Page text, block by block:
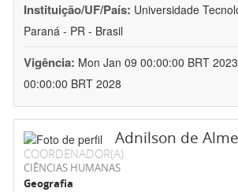
Instituição/UF/País: Universidade
Paraná - PR - Brasil
Vigência: Mon Jan 09 00:00:00 BRT
00:00:00 BRT 2028
Adnilson de
COORDENADOR(A)
CIÊNCIAS HUMANAS
Geografia